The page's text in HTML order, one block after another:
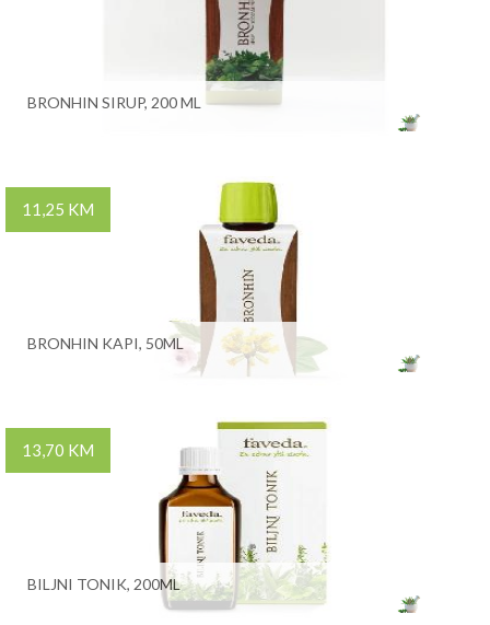
BRONHIN SIRUP, 200 ML
11,25 KM
BRONHIN KAPI, 50ML
13,70 KM
BILJNI TONIK, 200ML